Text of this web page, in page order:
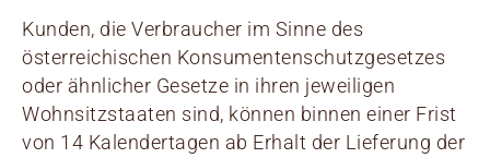
Kunden, die Verbraucher im Sinne des
österreichischen Konsumentenschutzgesetzes
oder ähnlicher Gesetze in ihren jeweiligen
Wohnsitzstaaten sind, können binnen einer Frist
von 14 Kalendertagen ab Erhalt der Lieferung der